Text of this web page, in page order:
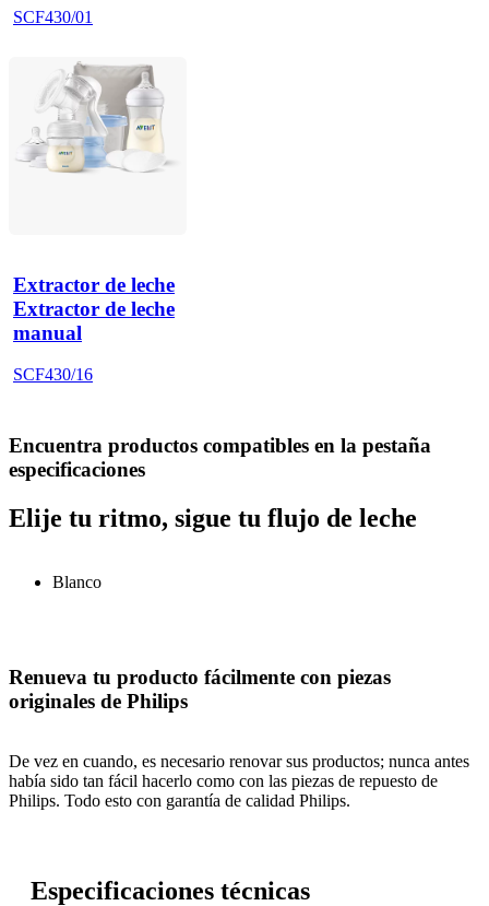
SCF430/01
Extractor de leche
Extractor de leche
manual
SCF430/16
Encuentra productos compatibles en la pestaña
especificaciones
Elije tu ritmo, sigue tu flujo de leche
Blanco
Renueva tu producto fácilmente con piezas
originales de Philips
De vez en cuando, es necesario renovar sus productos; nunca antes
había sido tan fácil hacerlo como con las piezas de repuesto de
Philips. Todo esto con garantía de calidad Philips.
Especificaciones técnicas